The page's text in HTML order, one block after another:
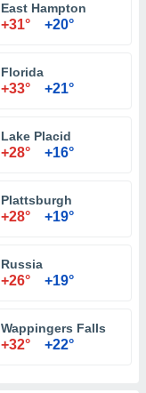
East Hampton
+31° +20°
Florida
+33° +21°
Lake Placid
+28° +16°
Plattsburgh
+28° +19°
Russia
+26° +19°
Wappingers Falls
+32° +22°